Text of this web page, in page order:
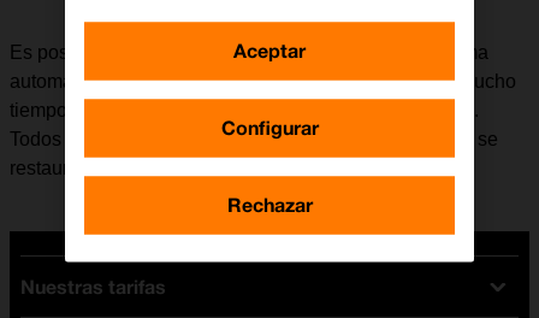
Es posible configurar el móvil para que elimine de forma
automática las apps que no se han utilizado durante mucho
tiempo y así liberar espacio en la memoria del teléfono.
Todos los ajustes de las apps y los datos se guardan y se
restauran al volver a instalar la app de App Store.
Nuestras tarifas
Configurar
Rechazar
Aceptar